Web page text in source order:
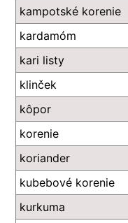
kampotské korenie
kardamóm
kari listy
klinček
kôpor
korenie
koriander
kubebové korenie
kurkuma